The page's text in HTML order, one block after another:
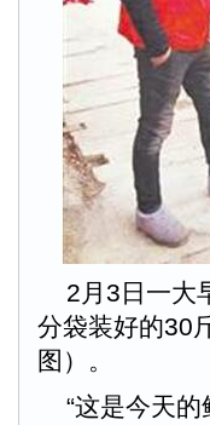
2月3日一大
分袋装好的30
图）。
“这是今天的